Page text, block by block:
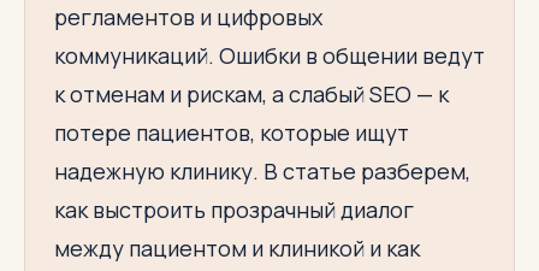
регламентов и цифровых
коммуникаций. Ошибки в общении ведут
к отменам и рискам, а слабый SEO — к
потере пациентов, которые ищут
надежную клинику. В статье разберем,
как выстроить прозрачный диалог
между пациентом и клиникой и как